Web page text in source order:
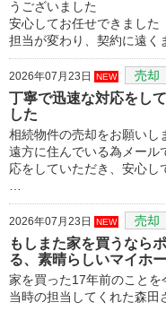
うございました
安心してお任せできました
担当が変わり、契約に遠く
2026年07月23日 NEW 売却
丁寧で迅速な対応をし
した
相続物件の売却をお願いし
遠方に住んでいる為メール
応をしていただき、安心し
2026年07月23日 NEW 売却
もしまた家を買うなら
る、素晴らしいマイホ
家を買った17年前のことを
当時の担当してくれた森田